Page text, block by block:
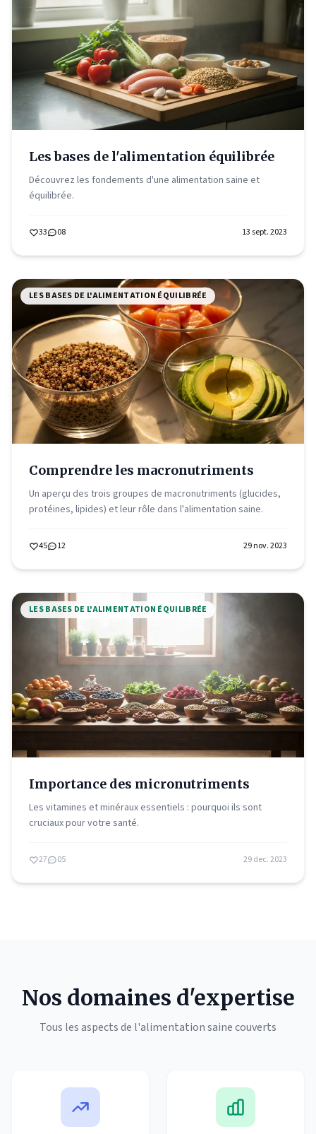
Les bases de l'alimentation équilibrée
Découvrez les fondements d'une alimentation saine et
équilibrée.
33 08 13 sept. 2023
LES BASES DE L'ALIMENTATION ÉQUILIBRÉE
Comprendre les macronutriments
Un aperçu des trois groupes de macronutriments (glucides,
protéines, lipides) et leur rôle dans l'alimentation saine.
45 12 29 nov. 2023
LES BASES DE L'ALIMENTATION ÉQUILIBRÉE
Importance des micronutriments
Les vitamines et minéraux essentiels : pourquoi ils sont
cruciaux pour votre santé.
27 05 29 dec. 2023
Nos domaines d'expertise
Tous les aspects de l'alimentation saine couverts